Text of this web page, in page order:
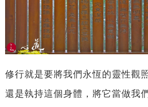
修行就是要將我們永恆的靈性觀
還是執持這個身體，將它當做我